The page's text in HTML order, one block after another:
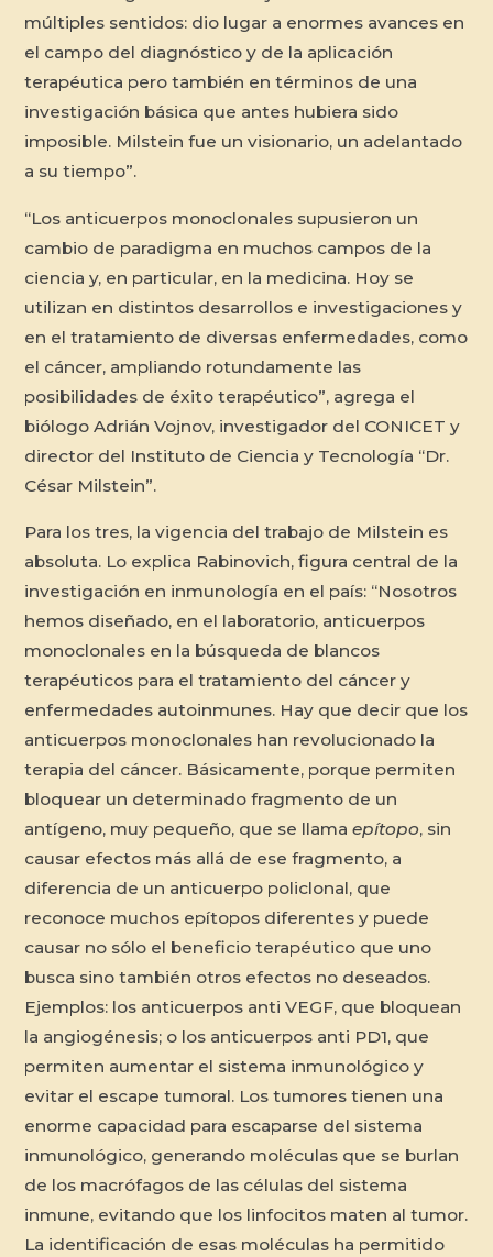
múltiples sentidos: dio lugar a enormes avances en
el campo del diagnóstico y de la aplicación
terapéutica pero también en términos de una
investigación básica que antes hubiera sido
imposible. Milstein fue un visionario, un adelantado
a su tiempo”.
“Los anticuerpos monoclonales supusieron un
cambio de paradigma en muchos campos de la
ciencia y, en particular, en la medicina. Hoy se
utilizan en distintos desarrollos e investigaciones y
en el tratamiento de diversas enfermedades, como
el cáncer, ampliando rotundamente las
posibilidades de éxito terapéutico”, agrega el
biólogo Adrián Vojnov, investigador del CONICET y
director del Instituto de Ciencia y Tecnología “Dr.
César Milstein”.
Para los tres, la vigencia del trabajo de Milstein es
absoluta. Lo explica Rabinovich, figura central de la
investigación en inmunología en el país: “Nosotros
hemos diseñado, en el laboratorio, anticuerpos
monoclonales en la búsqueda de blancos
terapéuticos para el tratamiento del cáncer y
enfermedades autoinmunes. Hay que decir que los
anticuerpos monoclonales han revolucionado la
terapia del cáncer. Básicamente, porque permiten
bloquear un determinado fragmento de un
antígeno, muy pequeño, que se llamaepítopo, sin
causar efectos más allá de ese fragmento, a
diferencia de un anticuerpo policlonal, que
reconoce muchos epítopos diferentes y puede
causar no sólo el beneficio terapéutico que uno
busca sino también otros efectos no deseados.
Ejemplos: los anticuerpos anti VEGF, que bloquean
la angiogénesis; o los anticuerpos anti PD1, que
permiten aumentar el sistema inmunológico y
evitar el escape tumoral. Los tumores tienen una
enorme capacidad para escaparse del sistema
inmunológico, generando moléculas que se burlan
de los macrófagos de las células del sistema
inmune, evitando que los linfocitos maten al tumor.
La identificación de esas moléculas ha permitido